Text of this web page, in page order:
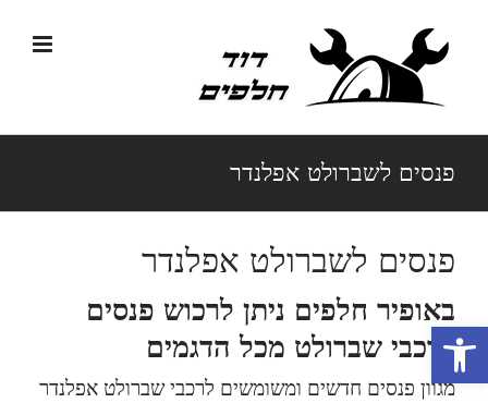
פתח סרגל נגישות
לתוכן
פנסים לשברולט אפלנדר
פנסים לשברולט אפלנדר
באופיר חלפים ניתן לרכוש פנסים
לרכבי שברולט מכל הדגמים
מגוון פנסים חדשים ומשומשים לרכבי שברולט אפלנדר